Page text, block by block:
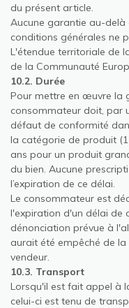
du présent article.
Aucune garantie au-delà
conditions générales ne
L'étendue territoriale de
de la Communauté
10.2. Durée
Pour mettre en œuvre la
consommateur doit, par
défaut de conformité
la catégorie de produit
ans pour un produit
du bien. Aucune
l’expiration de ce délai.
Le consommateur est
l'expiration d'un délai de
dénonciation prévue à
aurait été empêché de
vendeur.
10.3. Transport
Lorsqu'il est fait appel à
celui-ci est tenu de